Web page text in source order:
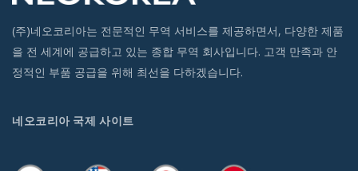
(주)네오코리아는 전문적인 무역 서비스를 제공하면서, 다양한 제품
을 전 세계에 공급하고 있는 종합 무역 회사입니다. 고객 만족과 안
정적인 부품 공급을 위해 최선을 다하겠습니다.
네오코리아 국제 사이트